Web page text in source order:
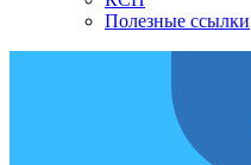
Полезные ссылки